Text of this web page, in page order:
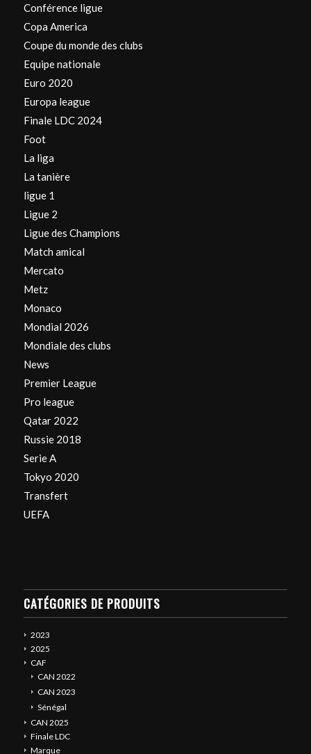
Conférence ligue
Copa America
Coupe du monde des clubs
Equipe nationale
Euro 2020
Europa league
Finale LDC 2024
Foot
La liga
La tanière
ligue 1
Ligue 2
Ligue des Champions
Match amical
Mercato
Metz
Monaco
Mondial 2026
Mondiale des clubs
News
Premier League
Pro league
Qatar 2022
Russie 2018
Serie A
Tokyo 2020
Transfert
UEFA
CATÉGORIES DE PRODUITS
2023
2025
CAF
CAN 2022
CAN 2023
Sénégal
CAN 2025
Finale LDC
Marque